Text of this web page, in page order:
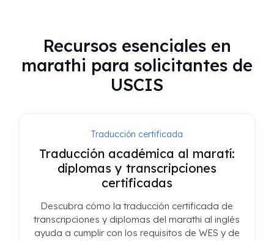
Recursos esenciales en
marathi para solicitantes de
USCIS
Traducción certificada
Traducción académica al maratí:
diplomas y transcripciones
certificadas
Descubra cómo la traducción certificada de
transcripciones y diplomas del marathi al inglés
ayuda a cumplir con los requisitos de WES y de